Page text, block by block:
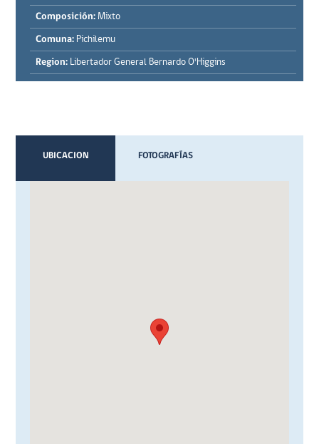
Composición: Mixto
Comuna: Pichilemu
Region: Libertador General Bernardo O'Higgins
UBICACION FOTOGRAFÍAS